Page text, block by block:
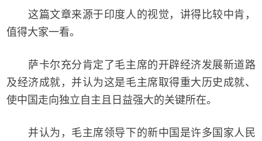
这篇文章来源于印度人的视觉，讲得比较中肯，
值得大家一看。
萨卡尔充分肯定了毛主席的开辟经济发展新道路
及经济成就，并认为这是毛主席取得重大历史成就、
使中国走向独立自主且日益强大的关键所在。
并认为，毛主席领导下的新中国是许多国家人民